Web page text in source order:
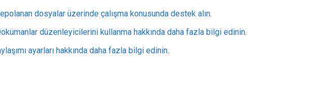
dosyalar üzerinde çalışma konusunda destek alın.
düzenleyicilerini kullanma hakkında daha fazla bilgi edinin.
ayarları hakkında daha fazla bilgi edinin.